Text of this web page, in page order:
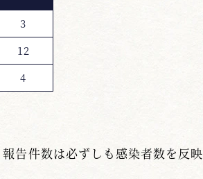
3
12
4
告件数は必ずしも感染者数を反映